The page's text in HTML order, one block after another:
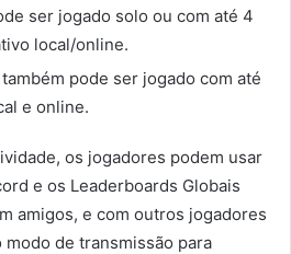
ser jogado solo ou com até 4
local/online.
pode ser jogado com até
e online.
os jogadores podem usar
e os Leaderboards Globais
amigos, e com outros jogadores
de transmissão para